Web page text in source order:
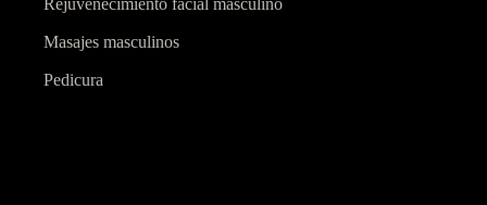
Rejuvenecimiento facial masculino
Masajes masculinos
Pedicura